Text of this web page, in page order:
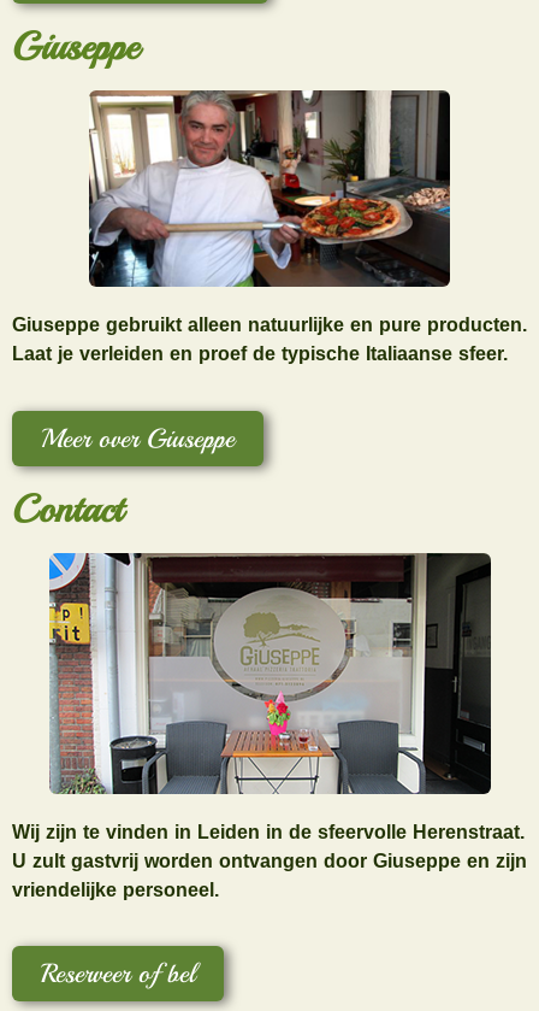
Giuseppe
Giuseppe gebruikt alleen natuurlijke en pure producten.
Laat je verleiden en proef de typische Italiaanse sfeer.
Meer over Giuseppe
Contact
Wij zijn te vinden in Leiden in de sfeervolle Herenstraat.
U zult gastvrij worden ontvangen door Giuseppe en zijn
vriendelijke personeel.
Reserveer of bel